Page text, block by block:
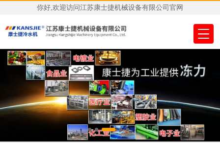
你好,欢迎访问江苏康士捷机械设备有限公司官网